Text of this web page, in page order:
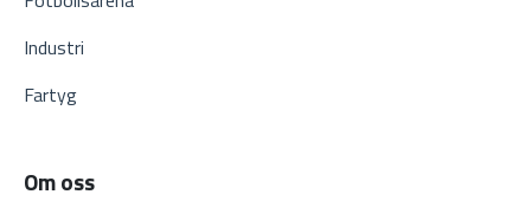
Industri
Fartyg
Om oss